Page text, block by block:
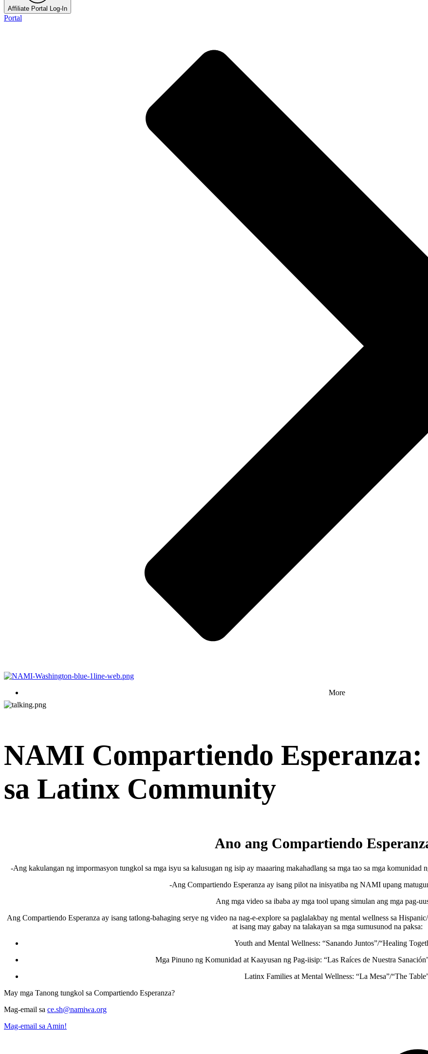
Affiliate Portal Log-In
Portal
More
NAMI Compartiendo Esperanza:
sa Latinx Community
Ano ang Compartiendo
-Ang kakulangan ng impormasyon tungkol sa mga isyu sa kalusugan ng isip ay maaaring makahadlang sa mga tao sa mga
-Ang Compartiendo Esperanza ay isang pilot na inisyatiba ng NAMI upang
Ang mga video sa ibaba ay mga tool upang simulan ang mga pag-
Ang Compartiendo Esperanza ay isang tatlong-bahaging serye ng video na nag-e-explore sa paglalakbay ng mental wellness sa
at isang may gabay na talakayan sa mga sumusunod na paksa:
Youth and Mental Wellness: “Sanando Juntos”/“Healing
Mga Pinuno ng Komunidad at Kaayusan ng Pag-iisip: “Las Raíces de Nuestra
Latinx Families at Mental Wellness: “La Mesa”/“The
May mga Tanong tungkol sa Compartiendo Esperanza?
Mag-email sa ce.sh@namiwa.org
Mag-email sa Amin!